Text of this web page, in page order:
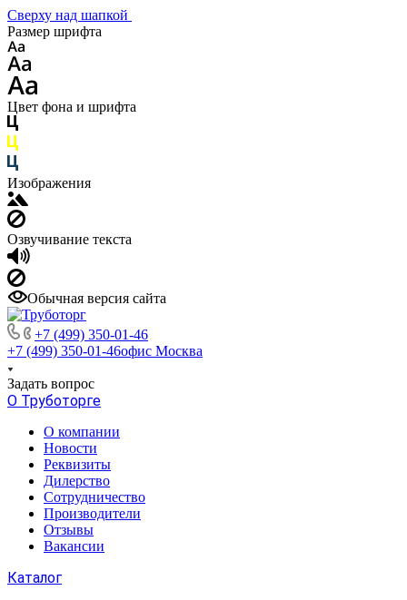
Сверху над шапкой
Размер шрифта
Цвет фона и шрифта
Изображения
Озвучивание текста
Обычная версия сайта
+7 (499) 350-01-46
+7 (499) 350-01-46офис Москва
Задать вопрос
О Труботорге
О компании
Новости
Реквизиты
Дилерство
Сотрудничество
Производители
Отзывы
Вакансии
Каталог